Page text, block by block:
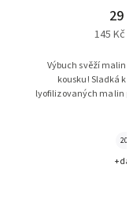
145
Lahodná
italské čokolády
Zdravé mlsání,